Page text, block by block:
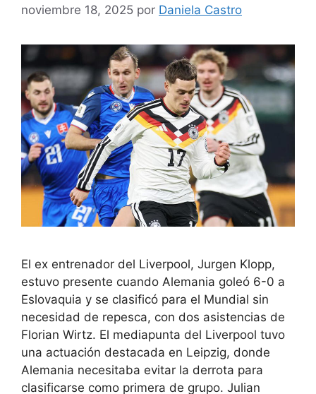
noviembre 18, 2025 por Daniela Castro
El ex entrenador del Liverpool, Jurgen Klopp,
estuvo presente cuando Alemania goleó 6-0 a
Eslovaquia y se clasificó para el Mundial sin
necesidad de repesca, con dos asistencias de
Florian Wirtz. El mediapunta del Liverpool tuvo
una actuación destacada en Leipzig, donde
Alemania necesitaba evitar la derrota para
clasificarse como primera de grupo. Julian